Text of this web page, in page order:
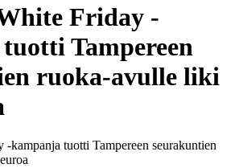
Friday -
Tampereen
ruoka-avulle liki
-kampanja tuotti Tampereen seurakuntien